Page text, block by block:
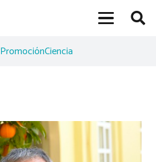
PromociónCiencia